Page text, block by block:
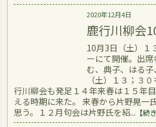
2020年12月4日
鹿行川柳会
10月3日（土）１
ーにて開催。出
む、典子、はる
（土）１３；３
行川柳会も発足１４年来春は１５年
える時期に来た。 来春から片野晃一
思う。１２月句会は片野氏を紹... 【続